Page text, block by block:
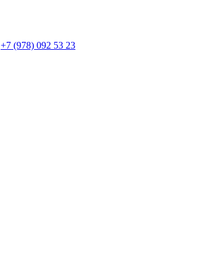
+7 (978) 092 53 23